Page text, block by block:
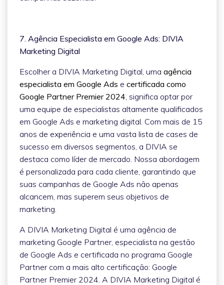
7. Agência Especialista em Google Ads: DIVIA
Marketing Digital
Escolher a DIVIA Marketing Digital, uma agência
especialista em Google Ads e certificada como
Google Partner Premier 2024 , significa optar por
uma equipe de especialistas altamente qualificados
em Google Ads e marketing digital. Com mais de 15
anos de experiência e uma vasta lista de cases de
sucesso em diversos segmentos, a DIVIA se
destaca como líder de mercado. Nossa abordagem
é personalizada para cada cliente, garantindo que
suas campanhas de Google Ads não apenas
alcancem, mas superem seus objetivos de
marketing.
A DIVIA Marketing Digital é uma agência de
marketing Google Partner, especialista na gestão
de Google Ads e certificada no programa Google
Partner com a mais alto certificação: Google
Partner Premier 2024. A DIVIA Marketing Digital é